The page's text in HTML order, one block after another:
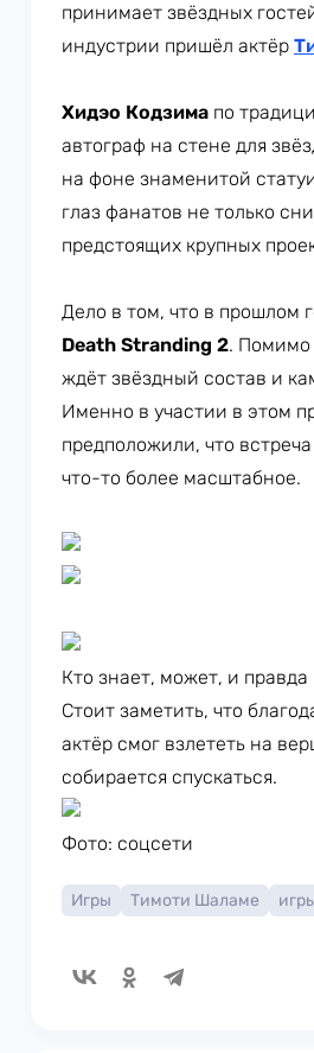
принимает звёздных
индустрии пришёл актёр
Хидэо Кодзима по
автограф на стене для
на фоне знаменитой
глаз фанатов не только
предстоящих крупных
Дело в том, что в прошлом
Death Stranding 2. Помимо
ждёт звёздный состав и
Именно в участии в этом
предположили, что
что-то более масштабное.
Кто знает, может, и
Стоит заметить, что
актёр смог взлететь на
собирается спускаться.
Фото: соцсети
Игры Тимоти Шаламе